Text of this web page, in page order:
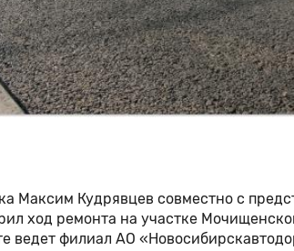
Максим Кудрявцев совместно с
ход ремонта на участке
ведет филиал АО